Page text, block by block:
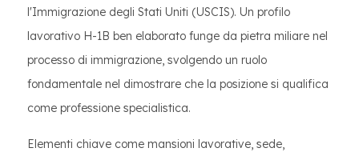
l'Immigrazione degli Stati Uniti (USCIS). Un profilo
lavorativo H-1B ben elaborato funge da pietra miliare nel
processo di immigrazione, svolgendo un ruolo
fondamentale nel dimostrare che la posizione si qualifica
come professione specialistica.
Elementi chiave come mansioni lavorative, sede,